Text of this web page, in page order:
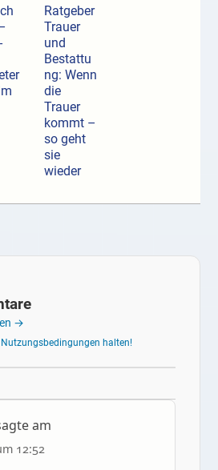
Ratgeber
Trauer
und
Bestattu
ng: Wenn
die
Trauer
kommt –
so geht
sie
wieder
→
Nutzungsbedingungen halten!
am
12:52